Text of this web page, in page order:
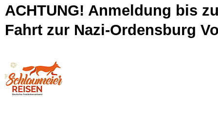
ACHTUNG! Anmeldung bis
Fahrt zur Nazi-Ordensburg